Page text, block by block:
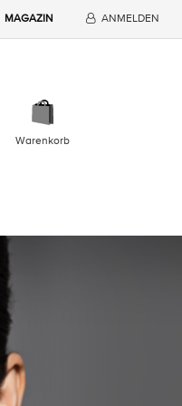
MAGAZIN ANMELDEN
Warenkorb